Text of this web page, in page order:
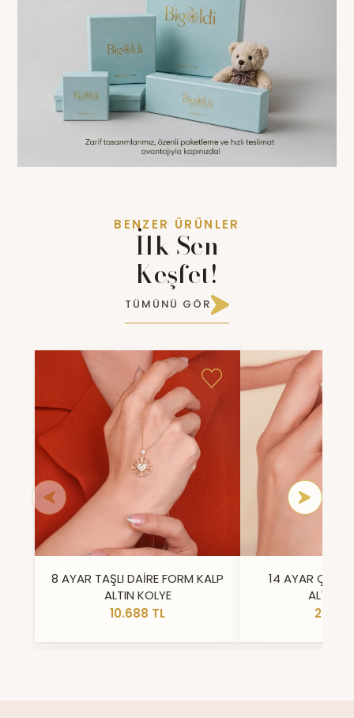
BENZER ÜRÜNLER
İlk Sen
Keşfet!
TÜMÜNÜ GÖR
8 AYAR TAŞLI DAİRE FORM KALP
ALTIN KOLYE
10.688 TL
14 AYAR ÇİFT
ALTIN